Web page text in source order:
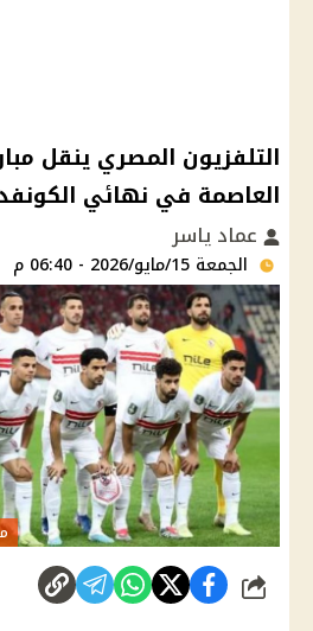
التلفزيون المصري ينقل
العاصمة في نهائي
عماد ياسر
الجمعة 15/مايو/2026 - 06:40 م
شارك